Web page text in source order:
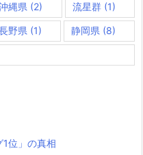
縄県 (2) 流星群(1)
野県 (1) 静岡県 (8)
1位」の真相